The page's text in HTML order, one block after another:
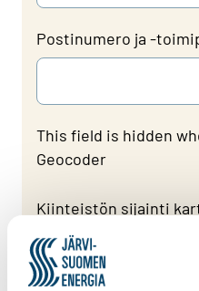
Postinumero ja -
This field is hidden
Geocoder
Kiinteistön sijainti
näkyvään Haku-
sijainnin siirtämällä
osoitinta haluamaasi